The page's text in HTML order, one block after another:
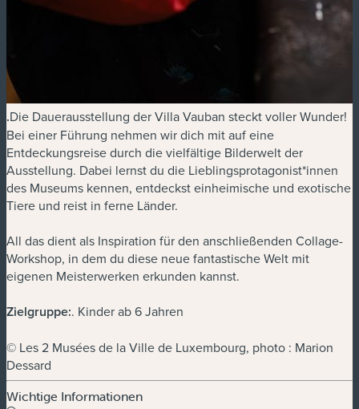
.Die Dauerausstellung der Villa Vauban steckt voller Wunder!
Bei einer Führung nehmen wir dich mit auf eine
Entdeckungsreise durch die vielfältige Bilderwelt der
Ausstellung. Dabei lernst du die Lieblingsprotagonist*innen
des Museums kennen, entdeckst einheimische und exotische
Tiere und reist in ferne Länder.
All das dient als Inspiration für den anschließenden Collage-
Workshop, in dem du diese neue fantastische Welt mit
eigenen Meisterwerken erkunden kannst.
Zielgruppe:. Kinder ab 6 Jahren
© Les 2 Musées de la Ville de Luxembourg, photo : Marion
Dessard
Wichtige Informationen